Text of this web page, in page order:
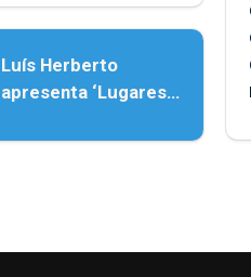
Assunção
Luís Herberto
apresenta ‘Lugares